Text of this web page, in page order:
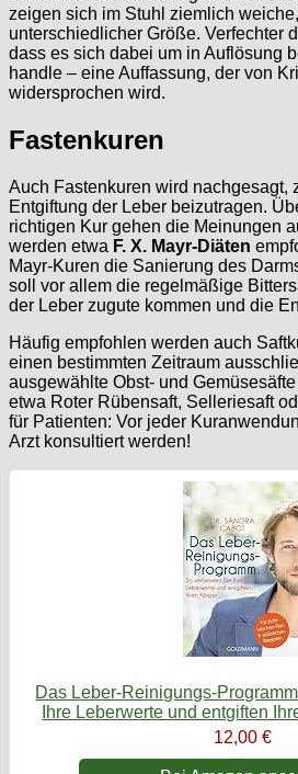
zeigen sich im Stuhl ziemlich
unterschiedlicher Größe. Verfechter
dass es sich dabei um in Auflösung
handle – eine Auffassung, der von
widersprochen wird.
Fastenkuren
Auch Fastenkuren wird nachgesagt,
Entgiftung der Leber beizutragen.
richtigen Kur gehen die Meinungen
werden etwa F. X. Mayr-Diäten
Mayr-Kuren die Sanierung des
soll vor allem die regelmäßige
der Leber zugute kommen und die
Häufig empfohlen werden auch
einen bestimmten Zeitraum
ausgewählte Obst- und
etwa Roter Rübensaft, Selleriesaft
für Patienten: Vor jeder
Arzt konsultiert werden!
Das Leber-Reinigungs-
Ihre Leberwerte und entgiften
12,00 €